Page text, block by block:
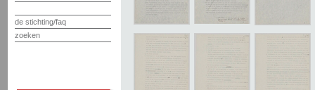
de stichting/faq
zoeken